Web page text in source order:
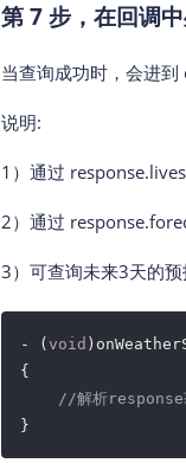
第 7 步，在回调
当查询成功时，会进
说明:
1）通过
2）通过
3）可查询未来3天的
- ( void
{
//解析response